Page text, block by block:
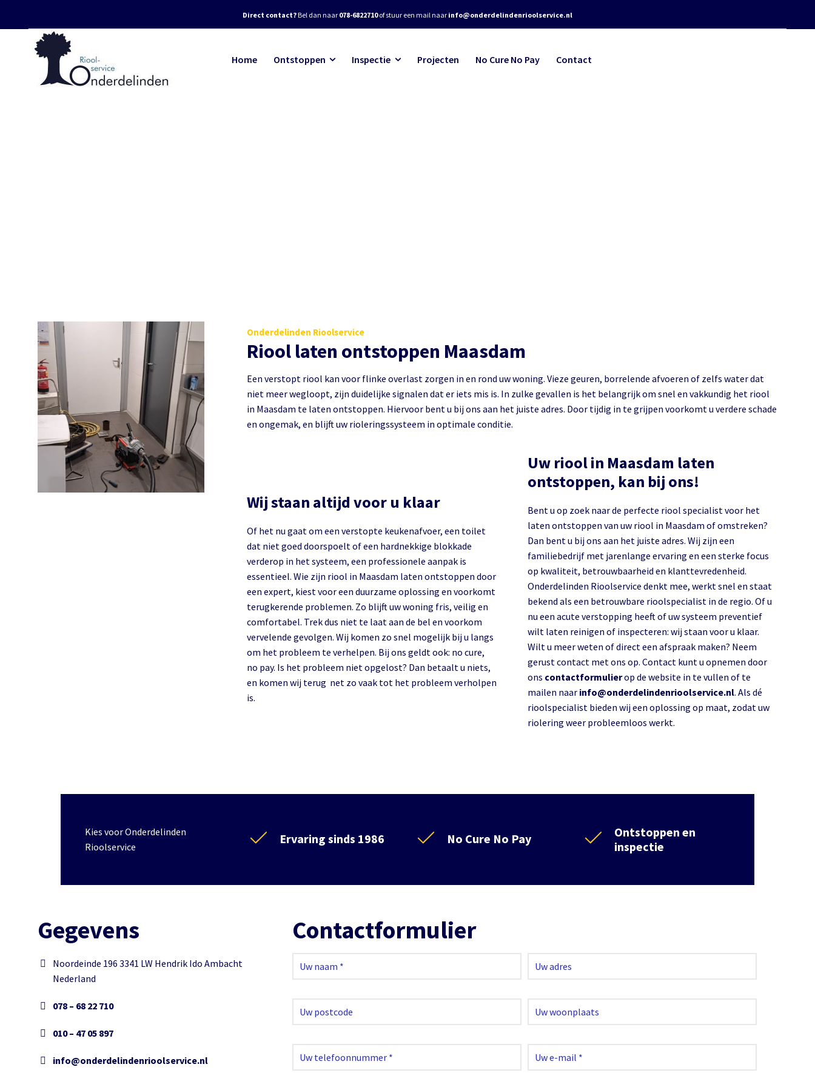
Direct contact?Bel dan naar 078-6822710of stuur een mail naar info@onderdelindenrioolservice.nl
Home Ontstoppen Inspectie Projecten No Cure No Pay Contact
Onderdelinden Rioolservice
Riool laten ontstoppen Maasdam
Een verstopt riool kan voor flinke overlast zorgen in en rond uw woning. Vieze geuren, borrelende afvoeren of zelfs water dat
niet meer wegloopt, zijn duidelijke signalen dat er iets mis is. In zulke gevallen is het belangrijk om snel en vakkundig het riool
in Maasdam te laten ontstoppen. Hiervoor bent u bij ons aan het juiste adres. Door tijdig in te grijpen voorkomt u verdere schade
en ongemak, en blijft uw rioleringssysteem in optimale conditie.
Wij staan altijd voor u klaar
Of het nu gaat om een verstopte keukenafvoer, een toilet
dat niet goed doorspoelt of een hardnekkige blokkade
verderop in het systeem, een professionele aanpak is
essentieel. Wie zijn riool in Maasdam laten ontstoppen door
een expert, kiest voor een duurzame oplossing en voorkomt
terugkerende problemen. Zo blijft uw woning fris, veilig en
comfortabel. Trek dus niet te laat aan de bel en voorkom
vervelende gevolgen. Wij komen zo snel mogelijk bij u langs
om het probleem te verhelpen. Bij ons geldt ook: no cure,
no pay. Is het probleem niet opgelost? Dan betaalt u niets,
en komen wij terug net zo vaak tot het probleem verholpen
is.
Uw riool in Maasdam laten
ontstoppen, kan bij ons!
Bent u op zoek naar de perfecte riool specialist voor het
laten ontstoppen van uw riool in Maasdam of omstreken?
Dan bent u bij ons aan het juiste adres. Wij zijn een
familiebedrijf met jarenlange ervaring en een sterke focus
op kwaliteit, betrouwbaarheid en klanttevredenheid.
Onderdelinden Rioolservice denkt mee, werkt snel en staat
bekend als een betrouwbare rioolspecialist in de regio. Of u
nu een acute verstopping heeft of uw systeem preventief
wilt laten reinigen of inspecteren: wij staan voor u klaar.
Wilt u meer weten of direct een afspraak maken? Neem
gerust contact met ons op. Contact kunt u opnemen door
ons contactformulierop de website in te vullen of te
mailen naar info@onderdelindenrioolservice.nl. Als dé
rioolspecialist bieden wij een oplossing op maat, zodat uw
riolering weer probleemloos werkt.
Kies voor Onderdelinden
Rioolservice
Ervaring sinds 1986 No Cure No Pay
Ontstoppen en
inspectie
Gegevens
Noordeinde 196 3341 LW Hendrik Ido Ambacht
Nederland
078 – 68 22 710
010 – 47 05 897
info@onderdelindenrioolservice.nl
Contactformulier